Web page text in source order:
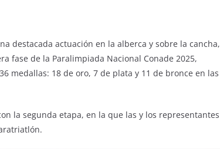
destacada actuación en la alberca y sobre la cancha,
fase de la Paralimpiada Nacional Conade 2025,
medallas: 18 de oro, 7 de plata y 11 de bronce en las
la segunda etapa, en la que las y los representantes